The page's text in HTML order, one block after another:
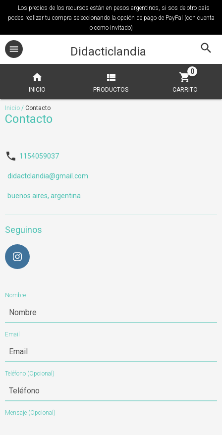
Los precios de los recursos están en pesos argentinos, si sos de otro país
podes realizar tu compra seleccionando la opción de pago de PayPal (con cuenta
o como invitado)
Didacticlandia
INICIO PRODUCTOS CARRITO
0
Inicio / Contacto
Contacto
1154059037
didactclandia@gmail.com
buenos aires, argentina
Seguinos
Nombre
Email
Teléfono (Opcional)
Mensaje (Opcional)